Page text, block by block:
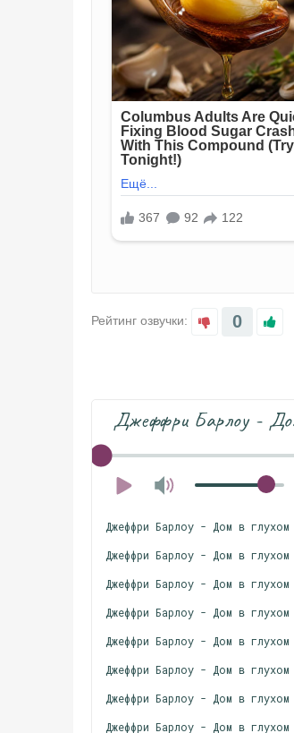
Рейтинг озвучки: 0
Джеффри Барлоу -
Джеффри Барлоу - Дом в глухом
Джеффри Барлоу - Дом в глухом
Джеффри Барлоу - Дом в глухом
Джеффри Барлоу - Дом в глухом
Джеффри Барлоу - Дом в глухом
Джеффри Барлоу - Дом в глухом
Джеффри Барлоу - Дом в глухом
Джеффри Барлоу - Дом в глухом